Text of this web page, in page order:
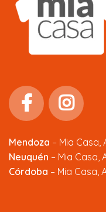
Mendoza – Mia Casa,
Neuquén – Mia Casa,
Córdoba – Mia Casa,